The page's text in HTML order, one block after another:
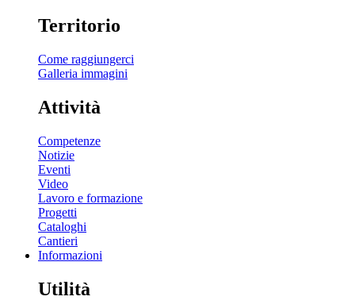
Territorio
Come raggiungerci
Galleria immagini
Attività
Competenze
Notizie
Eventi
Video
Lavoro e formazione
Progetti
Cataloghi
Cantieri
Informazioni
Utilità